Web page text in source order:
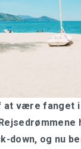
være fanget i
down, og nu